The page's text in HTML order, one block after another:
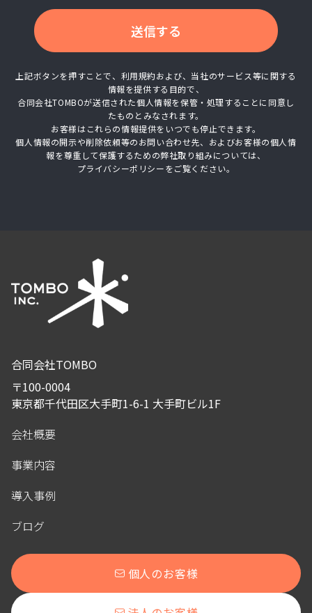
送信する
上記ボタンを押すことで、利用規約および、当社のサービス等に関する
情報を提供する目的で、
合同会社TOMBOが送信された個人情報を保管・処理することに同意し
たものとみなされます。
お客様はこれらの情報提供をいつでも停止できます。
個人情報の開示や削除依頼等のお問い合わせ先、およびお客様の個人情
報を尊重して保護するための弊社取り組みについては、
プライバシーポリシーをご覧ください。
合同会社TOMBO
〒100-0004
東京都千代田区大手町1-6-1 大手町ビル1F
会社概要
事業内容
導入事例
ブログ
個人のお客様